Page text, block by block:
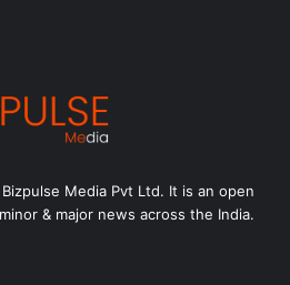
Media Pvt Ltd. It is an open
& major news across the India.